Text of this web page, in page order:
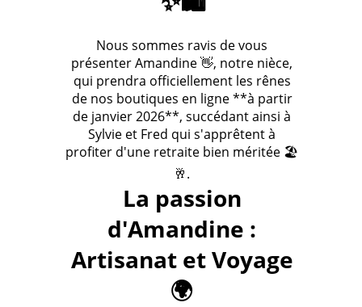
Nous sommes ravis de vous
présenter Amandine 👋, notre nièce,
qui prendra officiellement les rênes
de nos boutiques en ligne **à partir
de janvier 2026**, succédant ainsi à
Sylvie et Fred qui s'apprêtent à
profiter d'une retraite bien méritée 🏖️
🥂.
La passion
d'Amandine :
Artisanat et Voyage
🌍